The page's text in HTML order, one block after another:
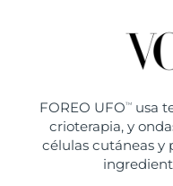
FOREO UFO TM
usa
crioterapia, y
células cutáneas y